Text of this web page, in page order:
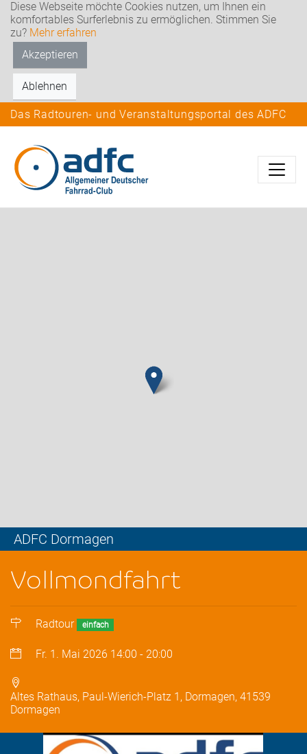
Diese Webseite möchte Cookies nutzen, um Ihnen ein
komfortables Surferlebnis zu ermöglichen. Stimmen Sie
zu? Mehr erfahren
Akzeptieren
Ablehnen
Das Radtouren- und Veranstaltungsportal des ADFC
ADFC Dormagen
Vollmondfahrt
Radtour einfach
Fr. 1. Mai 2026 14:00 - 20:00
Altes Rathaus, Paul-Wierich-Platz 1, Dormagen, 41539
Dormagen